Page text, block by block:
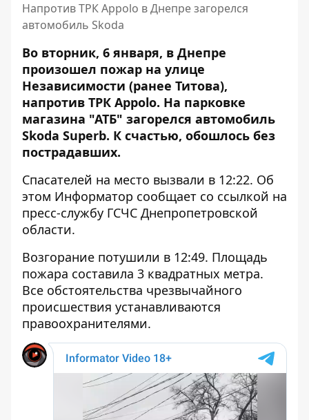
Напротив ТРК Appolo в Днепре загорелся
автомобиль Skoda
Во вторник, 6 января, в Днепре
произошел пожар на улице
Независимости (ранее Титова),
напротив ТРК Appolo. На парковке
магазина "АТБ" загорелся автомобиль
Skoda Superb. К счастью, обошлось без
пострадавших.
Спасателей на место вызвали в 12:22. Об
этом Информатор сообщает со ссылкой на
пресс-службу ГСЧС Днепропетровской
области.
Возгорание потушили в 12:49. Площадь
пожара составила 3 ​​квадратных метра.
Все обстоятельства чрезвычайного
происшествия устанавливаются
правоохранителями.